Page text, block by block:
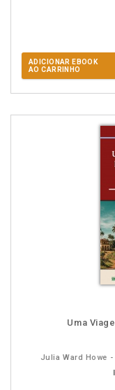
ADICIONAR EBOOK
AO CARRINHO
Uma
Julia Ward Howe